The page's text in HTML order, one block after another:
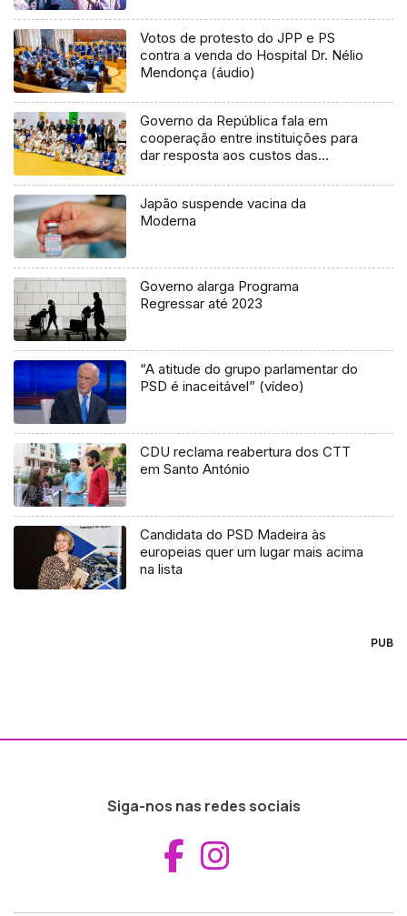
Votos de protesto do JPP e PS
contra a venda do Hospital Dr. Nélio
Mendonça (áudio)
Governo da República fala em
cooperação entre instituições para
dar resposta aos custos das
Japão suspende vacina da
Moderna
Governo alarga Programa
Regressar até 2023
“A atitude do grupo parlamentar do
PSD é inaceitável” (vídeo)
CDU reclama reabertura dos CTT
em Santo António
Candidata do PSD Madeira às
europeias quer um lugar mais acima
na lista
PUB
Siga-nos nas redes sociais
Aceder ao